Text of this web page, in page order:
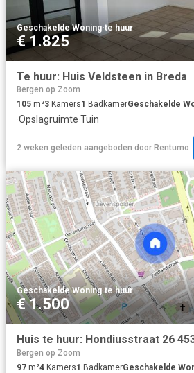
Geschakelde Woning·te huur
€ 1.825
Te huur: Huis Veldsteen in Breda
Bergen op Zoom
105 m²3 Kamers1 BadkamerGeschakelde
·Opslagruimte·Tuin
2 weken geleden aangeboden door Rentumo
Geschakelde Woning·te huur
€ 1.500
Huis te huur: Hondiusstraat 26
Bergen op Zoom
97 m²4 Kamers1 BadkamerGeschakelde